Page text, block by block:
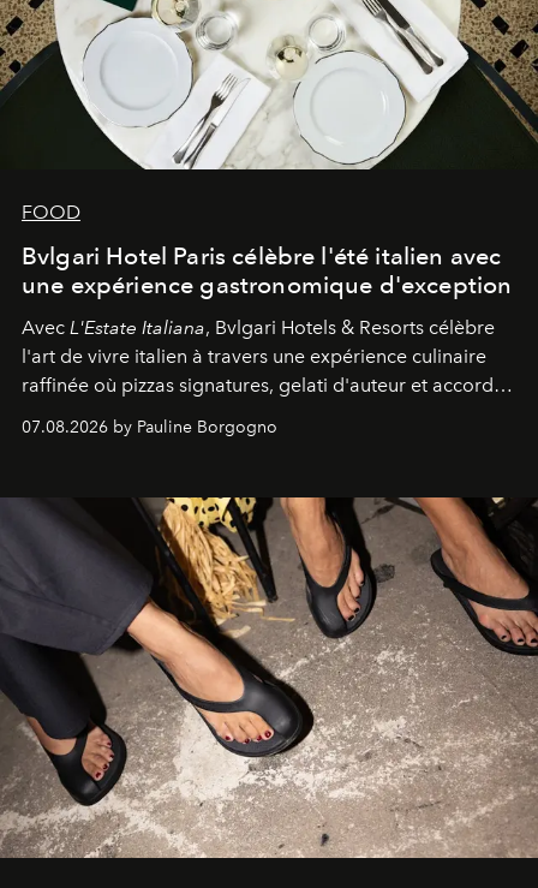
FOOD
Bvlgari Hotel Paris célèbre l'été italien avec
une expérience gastronomique d'exception
Avec L'Estate Italiana, Bvlgari Hotels & Resorts célèbre
l'art de vivre italien à travers une expérience culinaire
raffinée où pizzas signatures, gelati d'auteur et accords
d'exception composent un véritable voyage sensoriel.
07.08.2026 by Pauline Borgogno